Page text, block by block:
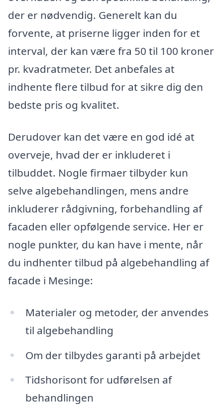
der er nødvendig. Generelt kan du
forvente, at priserne ligger inden for et
interval, der kan være fra 50 til 100 kroner
pr. kvadratmeter. Det anbefales at
indhente flere tilbud for at sikre dig den
bedste pris og kvalitet.
Derudover kan det være en god idé at
overveje, hvad der er inkluderet i
tilbuddet. Nogle firmaer tilbyder kun
selve algebehandlingen, mens andre
inkluderer rådgivning, forbehandling af
facaden eller opfølgende service. Her er
nogle punkter, du kan have i mente, når
du indhenter tilbud på algebehandling af
facade i Mesinge:
Materialer og metoder, der anvendes
til algebehandling
Om der tilbydes garanti på arbejdet
Tidshorisont for udførelsen af
behandlingen